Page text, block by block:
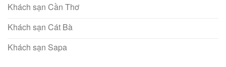
Khách sạn Cần Thơ
Khách sạn Cát Bà
Khách sạn Sapa